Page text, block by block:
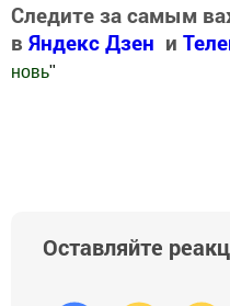
Следите за самым
в Яндекс Дзен и
новь"
Оставляйте